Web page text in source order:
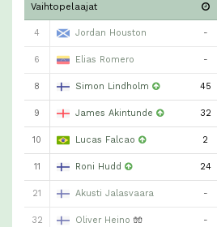
Vaihtopelaajat
4 Jordan Houston -
6 Elias Romero -
8 Simon Lindholm 45
9 James Akintunde 32
10 Lucas Falcao 2
11 Roni Hudd 24
21 Akusti Jalasvaara -
32 Oliver Heino 🧤 -